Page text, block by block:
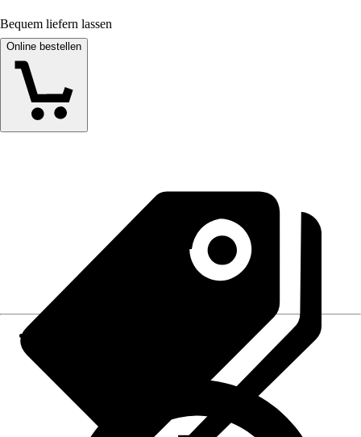
Bequem liefern lassen
Online bestellen